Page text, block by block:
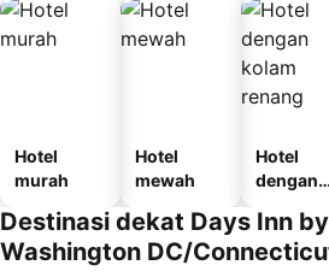
Hotel
murah
Hotel
mewah
Hotel
dengan
renang
Destinasi dekat Days Inn
Washington DC/